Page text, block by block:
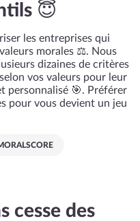
😇
les entreprises qui
morales ⚖️. Nous
dizaines de critères
vos valeurs pour leur
personnalisé 🎯. Préférer
pour vous devient un jeu
cesse des